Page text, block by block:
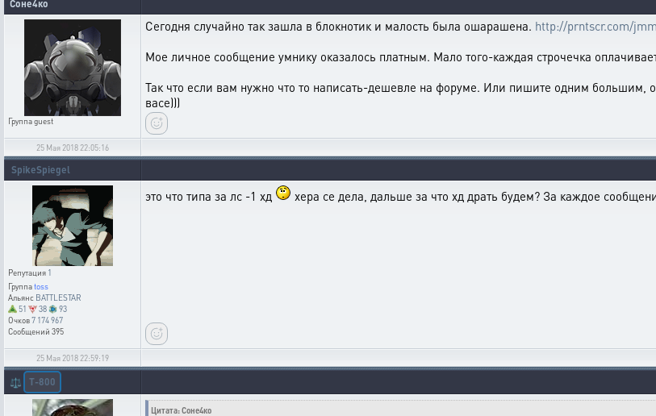
Соне4ко
Группаguest
Сегодня случайно так зашла в блокнотик и малость была ошарашена. http://prntscr.com/
Мое личное сообщение умнику оказалось платным. Мало того-каждая строчечка
Так что если вам нужно что то написать-дешевле на форуме. Или пишите одним большим,
васе)))
25 Мая 2018 22:05:16
SpikeSpiegel
Репутация 1
Группаtoss
Альянс BATTLESTAR
51
38
93
Очков7 174 967
Сообщений 395
это что типа за лс -1 хд хера се дела, дальше за что хд драть будем? За каждое
25 Мая 2018 22:59:19
⚖️ T-800
Цитата: Соне4ко